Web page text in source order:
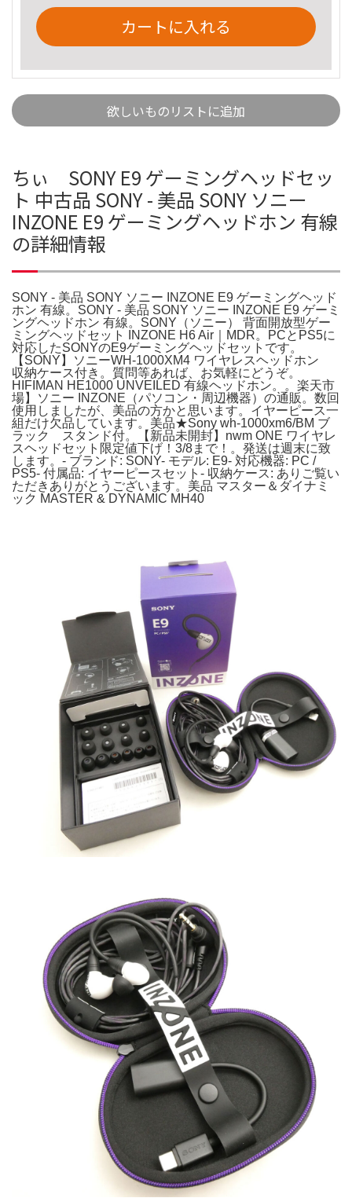
カートに入れる
欲しいものリストに追加
ちぃ SONY E9 ゲーミングヘッドセッ
ト 中古品 SONY - 美品 SONY ソニー
INZONE E9 ゲーミングヘッドホン 有線
の詳細情報
SONY - 美品 SONY ソニー INZONE E9 ゲーミングヘッド
ホン 有線。SONY - 美品 SONY ソニー INZONE E9 ゲーミ
ングヘッドホン 有線。SONY（ソニー） 背面開放型ゲー
ミングヘッドセット INZONE H6 Air｜MDR。PCとPS5に
対応したSONYのE9ゲーミングヘッドセットです。
【SONY】ソニーWH-1000XM4 ワイヤレスヘッドホン
収納ケース付き。質問等あれば、お気軽にどうぞ。
HIFIMAN HE1000 UNVEILED 有線ヘッドホン。。楽天市
場】ソニー INZONE（パソコン・周辺機器）の通販。数回
使用しましたが、美品の方かと思います。イヤーピース一
組だけ欠品しています。美品★Sony wh-1000xm6/BM ブ
ラック スタンド付。【新品未開封】nwm ONE ワイヤレ
スヘッドセット限定値下げ！3/8まで！。発送は週末に致
します。- ブランド: SONY- モデル: E9- 対応機器: PC /
PS5- 付属品: イヤーピースセット- 収納ケース: ありご覧い
ただきありがとうございます。美品 マスター＆ダイナミ
ック MASTER & DYNAMIC MH40